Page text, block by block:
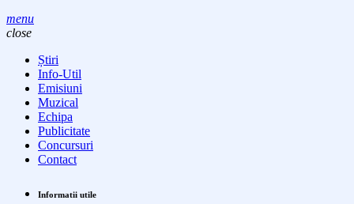
menu
close
Știri
Info-Util
Emisiuni
Muzical
Echipa
Publicitate
Concursuri
Contact
Informatii utile